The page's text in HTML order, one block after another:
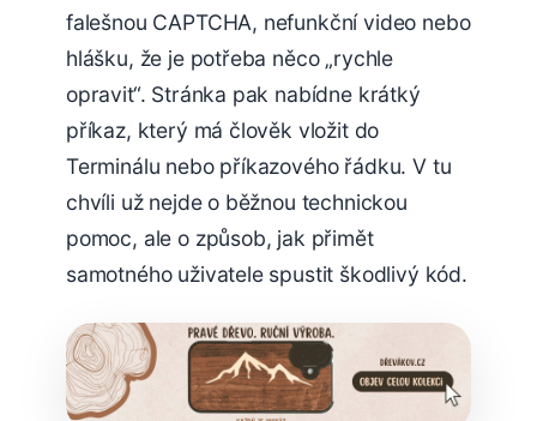
falešnou CAPTCHA, nefunkční video nebo
hlášku, že je potřeba něco „rychle
opravit“. Stránka pak nabídne krátký
příkaz, který má člověk vložit do
Terminálu nebo příkazového řádku. V tu
chvíli už nejde o běžnou technickou
pomoc, ale o způsob, jak přimět
samotného uživatele spustit škodlivý kód.